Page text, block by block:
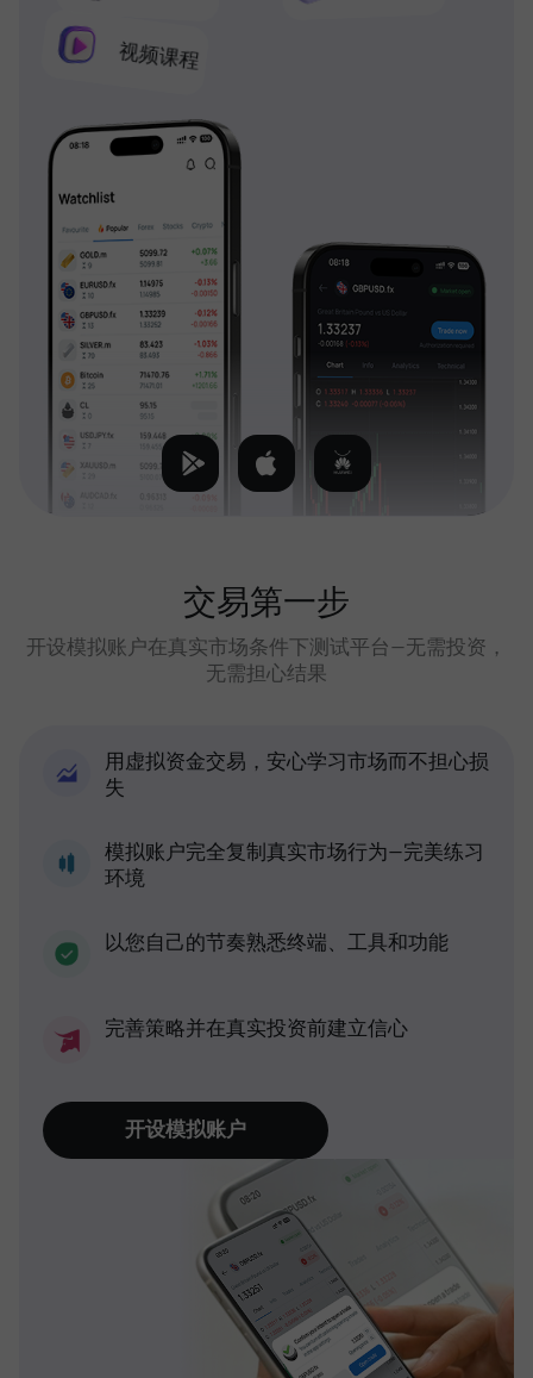
视频课程
交易第一步
开设模拟账户在真实市场条件下测试平台—无需投资，
无需担心结果
用虚拟资金交易，安心学习市场而不担心损
失
模拟账户完全复制真实市场行为—完美练习
环境
以您自己的节奏熟悉终端、工具和功能
完善策略并在真实投资前建立信心
开设模拟账户